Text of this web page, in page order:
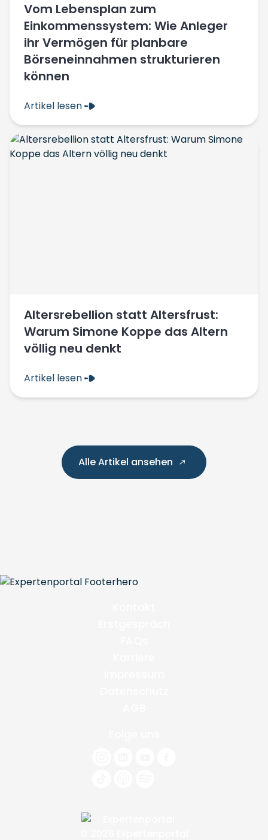
Vom Lebensplan zum
Einkommenssystem: Wie Anleger
ihr Vermögen für planbare
Börseneinnahmen strukturieren
können
Artikel lesen
Altersrebellion statt Altersfrust:
Warum Simone Koppe das Altern
völlig neu denkt
Artikel lesen
Alle Artikel ansehen